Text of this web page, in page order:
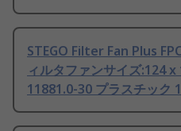
STEGO Filter Fan Plus
ィルタファンサイズ:124
11881.0-30 プラスチック